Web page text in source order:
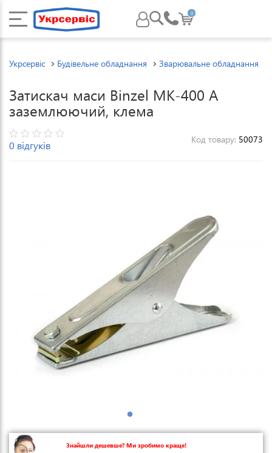
0
Укрсервіс Будівельне обладнання Зварювальне обладнання
Затискач маси Binzel MK-400 А
заземлюючий, клема
0 відгуків Код товару: 50073
Знайшли дешевше? Ми зробимо краще!